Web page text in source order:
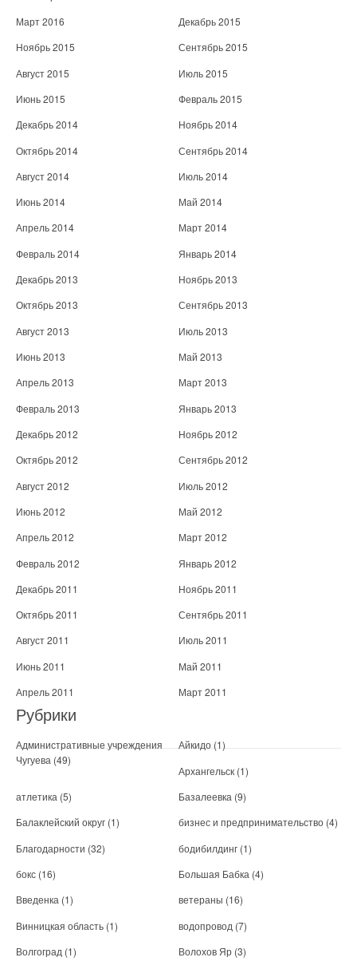
Март 2016
Декабрь 2015
Ноябрь 2015
Сентябрь 2015
Август 2015
Июль 2015
Июнь 2015
Февраль 2015
Декабрь 2014
Ноябрь 2014
Октябрь 2014
Сентябрь 2014
Август 2014
Июль 2014
Июнь 2014
Май 2014
Апрель 2014
Март 2014
Февраль 2014
Январь 2014
Декабрь 2013
Ноябрь 2013
Октябрь 2013
Сентябрь 2013
Август 2013
Июль 2013
Июнь 2013
Май 2013
Апрель 2013
Март 2013
Февраль 2013
Январь 2013
Декабрь 2012
Ноябрь 2012
Октябрь 2012
Сентябрь 2012
Август 2012
Июль 2012
Июнь 2012
Май 2012
Апрель 2012
Март 2012
Февраль 2012
Январь 2012
Декабрь 2011
Ноябрь 2011
Октябрь 2011
Сентябрь 2011
Август 2011
Июль 2011
Июнь 2011
Май 2011
Апрель 2011
Март 2011
Рубрики
Административные учреждения
Чугуева (49)
Айкидо (1)
Архангельск (1)
атлетика (5) Базалеевка (9)
Балаклейский округ (1) бизнес и предпринимательство (4)
Благодарности (32) бодибилдинг (1)
бокс (16) Большая Бабка (4)
Введенка (1) ветераны (16)
Винницкая область (1) водопровод (7)
Волгоград (1) Волохов Яр (3)